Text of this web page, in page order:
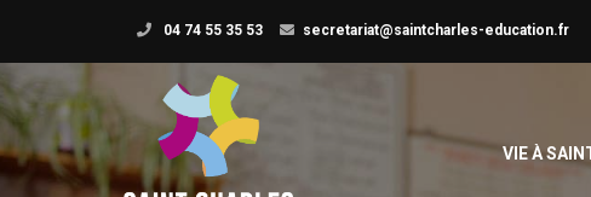
04 74 55 35 53 secretariat@saintcharles-education.fr
VIE À